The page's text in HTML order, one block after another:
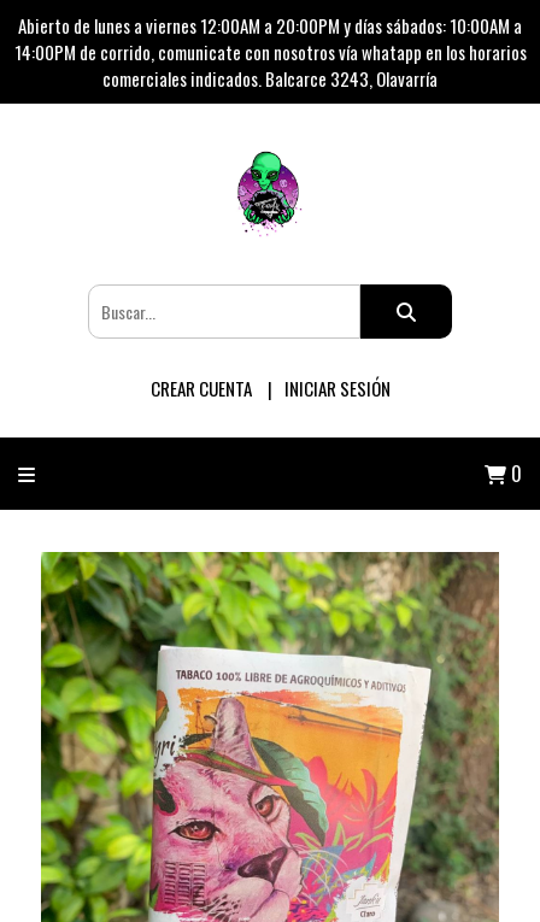
Abierto de lunes a viernes 12:00AM a 20:00PM y días sábados: 10:00AM a
14:00PM de corrido, comunicate con nosotros vía whatapp en los horarios
comerciales indicados. Balcarce 3243, Olavarría
CREAR CUENTA INICIAR SESIÓN
0